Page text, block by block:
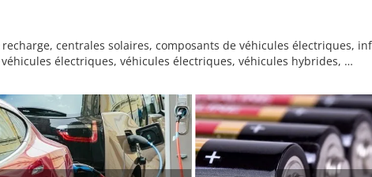
centrales solaires, composants de véhicules électriques,
électriques, véhicules électriques, véhicules hybrides, …